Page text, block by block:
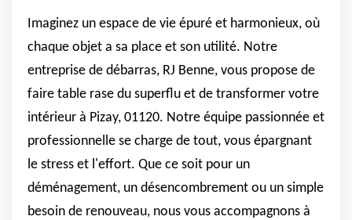
Imaginez un espace de vie épuré et harmonieux, où
chaque objet a sa place et son utilité. Notre
entreprise de débarras, RJ Benne, vous propose de
faire table rase du superflu et de transformer votre
intérieur à Pizay, 01120. Notre équipe passionnée et
professionnelle se charge de tout, vous épargnant
le stress et l'effort. Que ce soit pour un
déménagement, un désencombrement ou un simple
besoin de renouveau, nous vous accompagnons à